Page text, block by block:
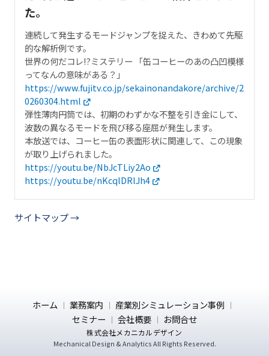
た。
連続して発生するモードジャンプを捉えた、きわめて先駆
的な解析例です。
世界の何だコレ!?ミステリー 「缶コーヒーのあの凸凹模様
ってなんの意味がある？」
https://www.fujitv.co.jp/sekainonandakore/archive/2
0260304.html
弾性薄肉円筒では、初期のわずかな不整を引き金にして、
波数の異なるモードを飛び移る座屈が発生します。
本放送では、コーヒー缶の表面形状に関連して、この現象
が取り上げられました。
https://youtu.be/NbJcTLiy2Ao
https://youtu.be/nKcqlDRlJh4
サイトマップ
ホーム 業務案内
産業別シミュレーション事例
セミナー
会社概要 お問合せ
株式会社メカニカルデザイン
Mechanical Design & Analytics All Rights Reserved.